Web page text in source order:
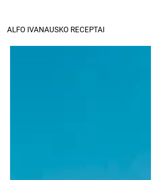
ALFO IVANAUSKO RECEPTAI